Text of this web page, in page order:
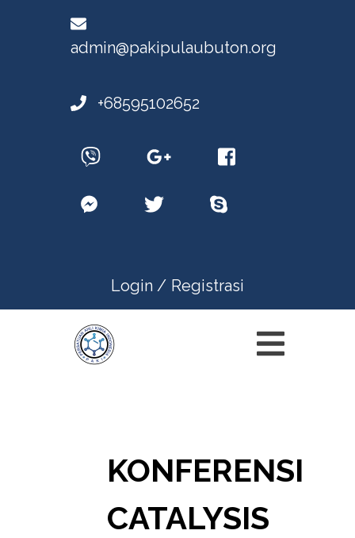
admin@pakipulaubuton.org
+68595102652
Login / Registrasi
KONFERENSI
CATALYSIS